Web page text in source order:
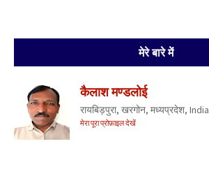
मेरे बारे में
कैलाश मण्डलोई
रायबिड़पुरा, खरगोन, मध्यप्रदेश, India
मेरा पूरा प्रोफ़ाइल देखें